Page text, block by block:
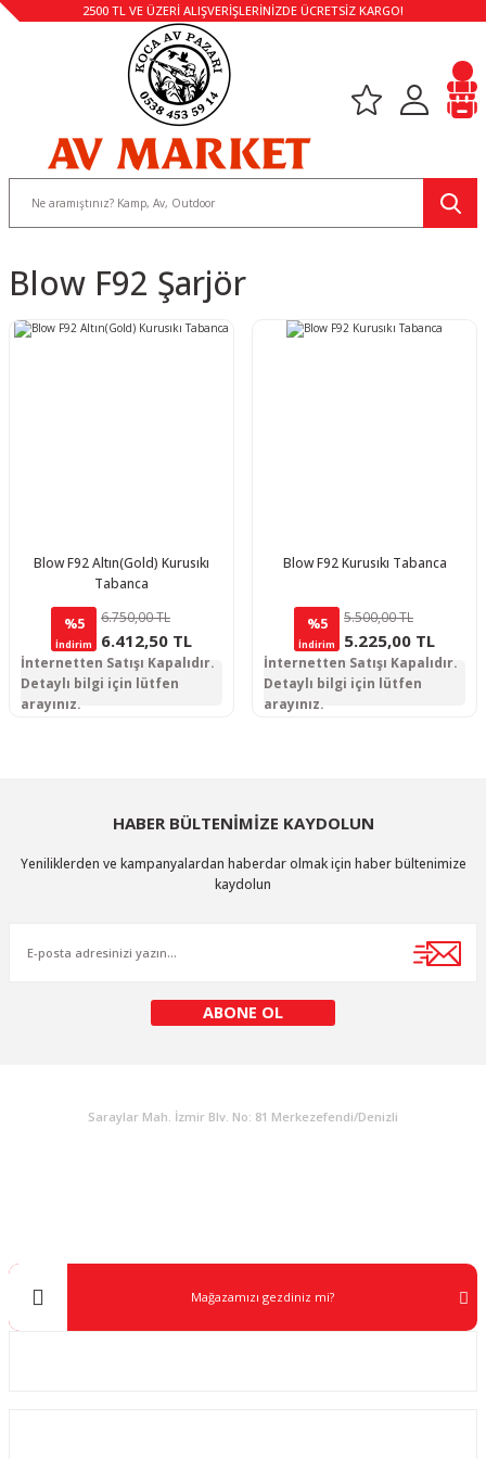
2500 TL VE ÜZERİ ALIŞVERİŞLERİNİZDE ÜCRETSİZ KARGO!
Blow F92 Şarjör
Blow F92 Altın(Gold) Kurusıkı
Tabanca
%5
İndirim
6.750,00 TL
6.412,50 TL
İnternetten Satışı Kapalıdır.
Detaylı bilgi için lütfen
arayınız.
Blow F92 Kurusıkı Tabanca
%5
İndirim
5.500,00 TL
5.225,00 TL
İnternetten Satışı Kapalıdır.
Detaylı bilgi için lütfen
arayınız.
HABER BÜLTENİMİZE KAYDOLUN
Yeniliklerden ve kampanyalardan haberdar olmak için haber bültenimize
kaydolun
ABONE OL
Saraylar Mah. İzmir Blv. No: 81 Merkezefendi/Denizli
Mağazamızı gezdiniz mi?